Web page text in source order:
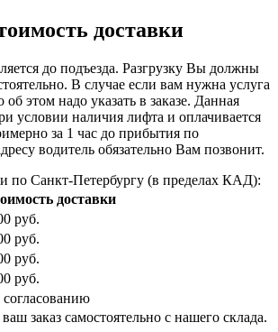
доставки
до подъезда. Разгрузку Вы должны
В случае если вам нужна услуга
этом надо указать в заказе. Данная
условии наличия лифта и оплачивается
за 1 час до прибытия по
водитель обязательно Вам позвонит.
по Санкт-Петербургу (в пределах КАД):
доставки
руб.
руб.
руб.
руб.
заказ самостоятельно с нашего склада.